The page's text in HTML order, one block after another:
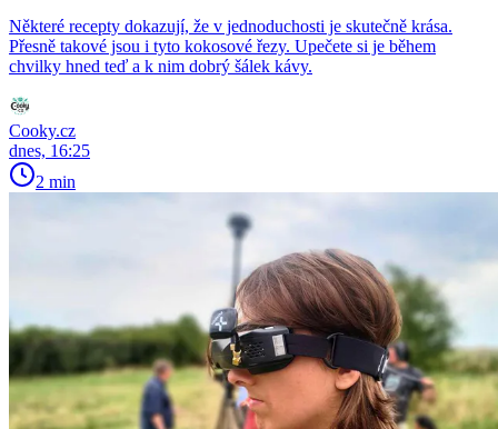
Některé recepty dokazují, že v jednoduchosti je skutečně krása.
Přesně takové jsou i tyto kokosové řezy. Upečete si je během
chvilky hned teď a k nim dobrý šálek kávy.
Cooky.cz
dnes, 16:25
2 min